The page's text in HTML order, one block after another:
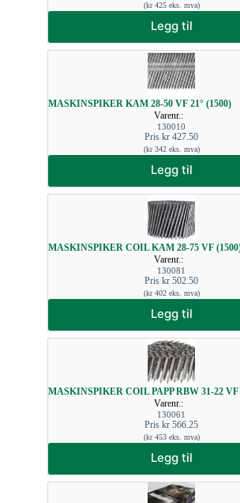
(kr425eks. mva)
Legg til
MASKINSPIKER KAM 28-50 VF 21° (1500)
Varenr.:
130010
Pris kr 427.50
(kr342eks. mva)
Legg til
MASKINSPIKER COIL KAM 28-75 VF
Varenr.:
130081
Pris kr 502.50
(kr402eks. mva)
Legg til
MASKINSPIKER COIL PAPP RBW 31-22 VF
Varenr.:
130061
Pris kr 566.25
(kr453eks. mva)
Legg til